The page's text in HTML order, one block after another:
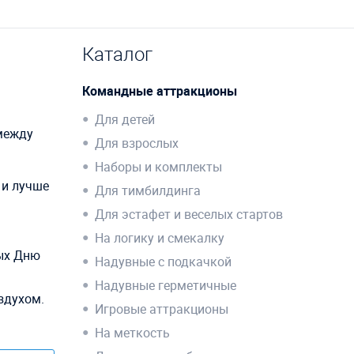
лучше
Дню
Каталог
Командные аттракционы
Для детей
Для взрослых
Наборы и комплекты
Для тимбилдинга
Для эстафет и веселых стартов
На логику и смекалку
Надувные с подкачкой
Надувные герметичные
Игровые аттракционы
На меткость